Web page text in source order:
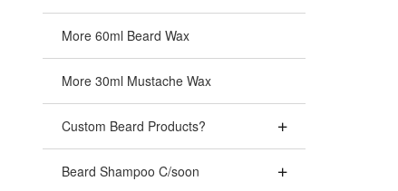
More 60ml Beard Wax
More 30ml Mustache Wax
Custom Beard Products?
Beard Shampoo C/soon